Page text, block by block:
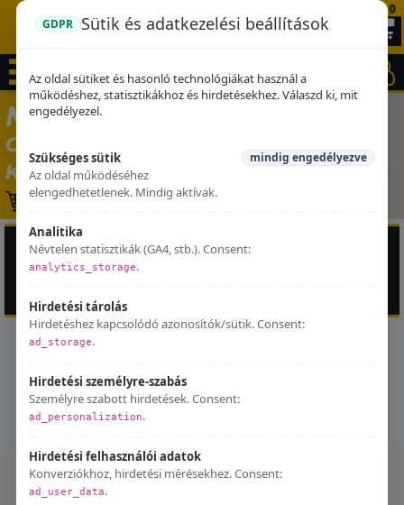
GDPR Sütik és adatkezelési beállítások
Az oldal sütiket és hasonló technológiákat használ a
működéshez, statisztikákhoz és hirdetésekhez. Válaszd ki, mit
engedélyezel.
Szükséges sütik
Az oldal működéséhez
elengedhetetlenek. Mindig aktívak.
mindig engedélyezve
Analitika
Névtelen statisztikák (GA4, stb.). Consent:
analytics_storage.
Hirdetési tárolás
Hirdetéshez kapcsolódó azonosítók/sütik. Consent:
ad_storage.
Hirdetési személyre-szabás
Személyre szabott hirdetések. Consent:
ad_personalization.
Hirdetési felhasználói adatok
Konverziókhoz, hirdetési mérésekhez. Consent:
ad_user_data.
0
Minden kipufogóra Szállítás ~4 héten belül
100% gyári garancia
GPR kipufogók - Az
olasz minőség